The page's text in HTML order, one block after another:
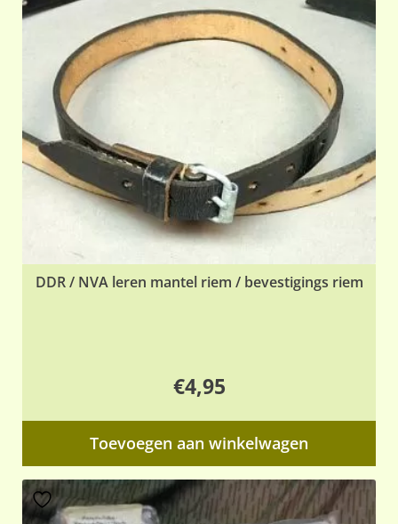
DDR / NVA leren mantel riem / bevestigings riem
€4,95
Toevoegen aan winkelwagen